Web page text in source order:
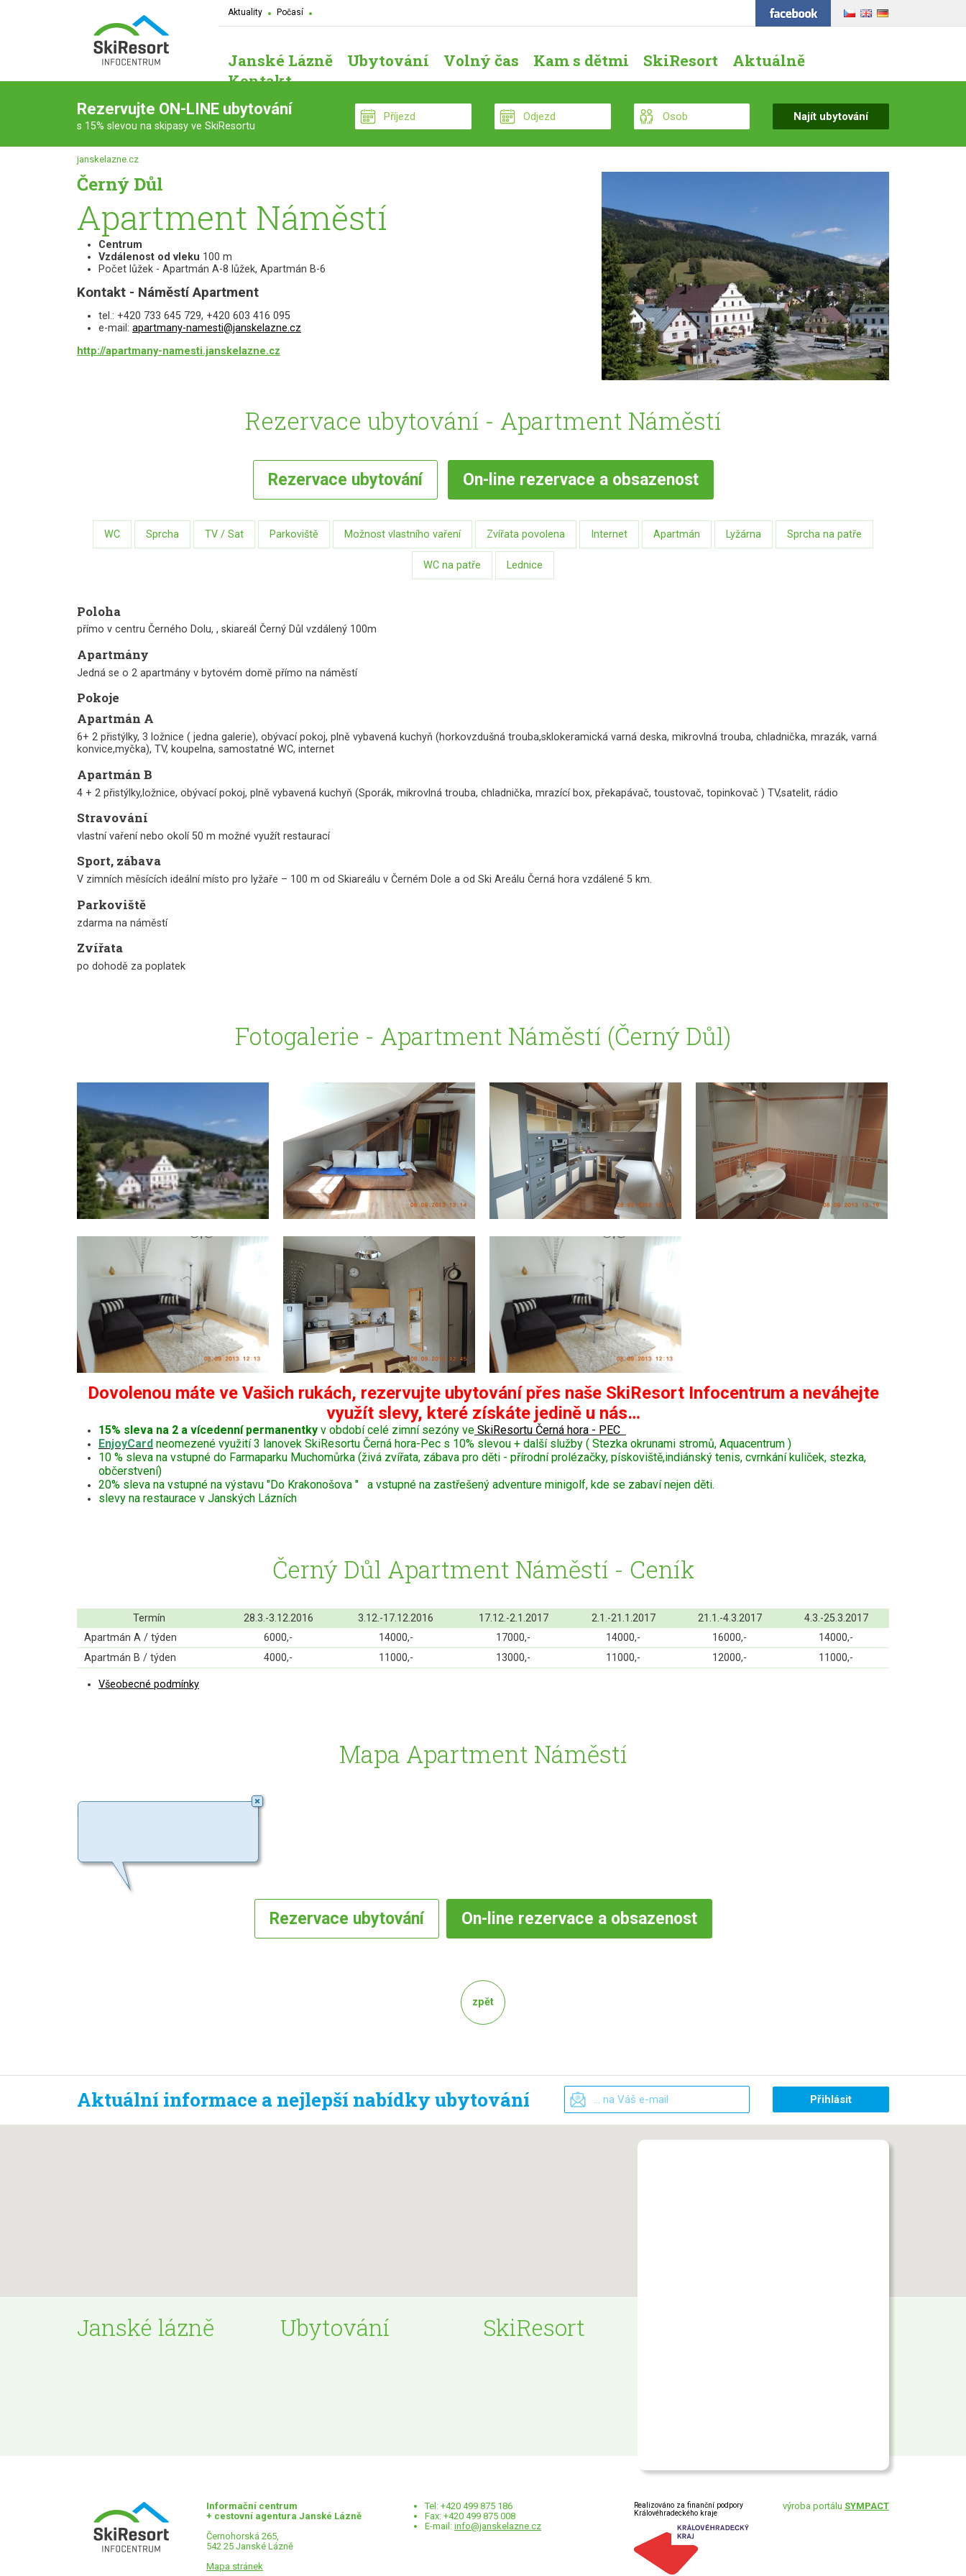
Aktuality Počasí
Janské Lázně Ubytování Volný čas Kam s dětmi SkiResort
Aktuálně
Kontakt
Rezervujte ON-LINE ubytování
s 15% slevou na skipasy ve SkiResortu
janskelazne.cz
Černý Důl
Apartment Náměstí
Centrum
Vzdálenost od vleku 100 m
Počet lůžek - Apartmán A-8 lůžek, Apartmán B-6
Kontakt - Náměstí Apartment
tel.: +420 733 645 729, +420 603 416 095
e-mail: apartmany-namesti@janskelazne.cz
http://apartmany-namesti.janskelazne.cz
Rezervace ubytování - Apartment Náměstí
Rezervace ubytování On-line rezervace a obsazenost
WC Sprcha TV / Sat Parkoviště Možnost vlastního vaření Zvířata povolena Internet Apartmán Lyžárna Sprcha na patře
WC na patře Lednice
Poloha
přímo v centru Černého Dolu, , skiareál Černý Důl vzdálený 100m
Apartmány
Jedná se o 2 apartmány v bytovém domě přímo na náměstí
Pokoje
Apartmán A
6+ 2 přistýlky, 3 ložnice ( jedna galerie), obývací pokoj, plně vybavená kuchyň (horkovzdušná trouba,sklokeramická varná deska, mikrovlná trouba, chladnička, mrazák, varná
konvice,myčka), TV, koupelna, samostatné WC, internet
Apartmán B
4 + 2 přistýlky,ložnice, obývací pokoj, plně vybavená kuchyň (Sporák, mikrovlná trouba, chladnička, mrazící box, překapávač, toustovač, topinkovač ) TV,satelit, rádio
Stravování
vlastní vaření nebo okolí 50 m možné využít restaurací
Sport, zábava
V zimních měsících ideální místo pro lyžaře – 100 m od Skiareálu v Černém Dole a od Ski Areálu Černá hora vzdálené 5 km.
Parkoviště
zdarma na náměstí
Zvířata
po dohodě za poplatek
Fotogalerie - Apartment Náměstí (Černý Důl)
Dovolenou máte ve Vašich rukách, rezervujte ubytování přes naše SkiResort Infocentrum a neváhejte
využít slevy, které získáte jedině u nás…
15% sleva na 2 a vícedenní permanentky v období celé zimní sezóny ve SkiResortu Černá hora - PEC
EnjoyCard neomezené využití 3 lanovek SkiResortu Černá hora-Pec s 10% slevou + další služby ( Stezka okrunami stromů, Aquacentrum )
10 % sleva na vstupné do Farmaparku Muchomůrka (živá zvířata, zábava pro děti - přírodní prolézačky, pískoviště,indiánský tenis, cvrnkání kuliček, stezka,
občerstvení)
20% sleva na vstupné na výstavu "Do Krakonošova " a vstupné na zastřešený adventure minigolf, kde se zabaví nejen děti.
slevy na restaurace v Janských Lázních
Černý Důl Apartment Náměstí - Ceník
Termín 28.3.-3.12.2016 3.12.-17.12.2016 17.12.-2.1.2017 2.1.-21.1.2017 21.1.-4.3.2017
4.3.-25.3.2017
Apartmán A / týden
6000,- 14000,- 17000,- 14000,- 16000,-
14000,-
Apartmán B / týden
4000,- 11000,- 13000,- 11000,- 12000,- 11000,-
Všeobecné podmínky
Mapa Apartment Náměstí
Rezervace ubytování On-line rezervace a obsazenost
zpět
Aktuální informace a nejlepší nabídky ubytování
Janské lázně Ubytování SkiResort
Informační centrum
+ cestovní agentura Janské Lázně
Černohorská 265,
542 25 Janské Lázně
Mapa stránek
Tel: +420 499 875 186
Fax: +420 499 875 008
E-mail:info@janskelazne.cz
Realizováno za finanční podpory
Královéhradeckého kraje
výroba portálu SYMPACT